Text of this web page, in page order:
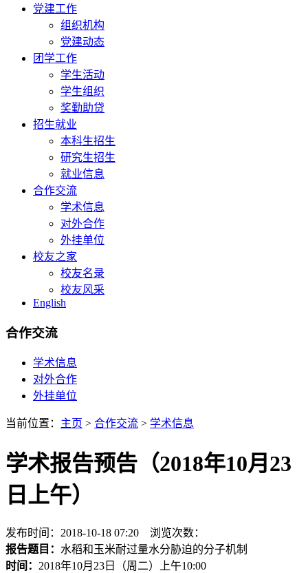
党建工作
组织机构
党建动态
团学工作
学生活动
学生组织
奖勤助贷
招生就业
本科生招生
研究生招生
就业信息
合作交流
学术信息
对外合作
外挂单位
校友之家
校友名录
校友风采
English
合作交流
学术信息
对外合作
外挂单位
当前位置： 主页 > 合作交流 > 学术信息
学术报告预告（2018年10月23
日上午）
发布时间：2018-10-18 07:20 浏览次数：
报告题目： 水稻和玉米耐过量水分胁迫的分子机制
时间： 2018年10月23日（周二）上午10:00